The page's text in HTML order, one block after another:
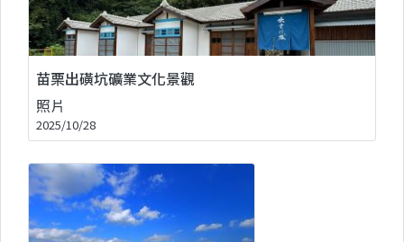
苗栗出磺坑礦業文化景觀
照片
2025/10/28